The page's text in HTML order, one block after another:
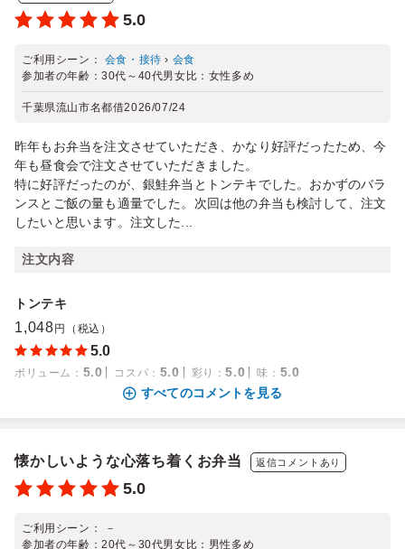
5.0
ご利用シーン： 会食・接待 › 会食
参加者の年齢：30代～40代男女比： 女性多め
千葉県流山市名都借2026/07/24
昨年もお弁当を注文させていただき、かなり好評だったため、今
年も昼食会で注文させていただきました。
特に好評だったのが、銀鮭弁当とトンテキでした。おかずのバラ
ンスとご飯の量も適量でした。次回は他の弁当も検討して、注文
したいと思います。注文した...
注文内容
トンテキ
1,048 円（税込）
5.0
ボリューム ： 5.0 コスパ ： 5.0 彩り ：5.0 味 ： 5.0
すべてのコメントを見る
懐かしいような心落ち着くお弁当 返信コメントあり
5.0
ご利用シーン：
－
参加者の年齢：20代～30代男女比： 男性多め